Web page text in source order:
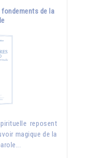
de la
reposent
magique de la